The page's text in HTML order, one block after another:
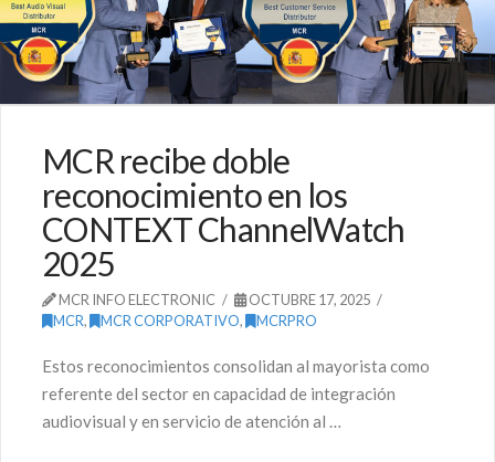
MCR recibe doble
reconocimiento en los
CONTEXT ChannelWatch
2025
MCR INFO ELECTRONIC
OCTUBRE 17, 2025
MCR, MCR CORPORATIVO, MCRPRO
Estos reconocimientos consolidan al mayorista como
referente del sector en capacidad de integración
audiovisual y en servicio de atención al …